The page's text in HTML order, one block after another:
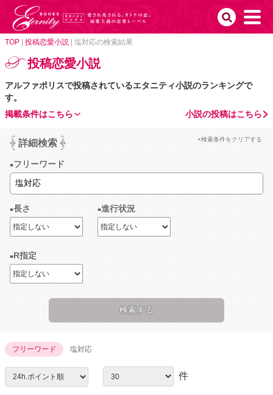
TOP 投稿恋愛小説 塩対応の検索結果
投稿恋愛小説
アルファポリスで投稿されているエタニティ小説のランキングで
す。
小説の投稿はこちら
掲載条件はこちら
詳細検索 ×検索条件をクリアする
フリーワード
長さ 進行状況
R指定
フリーワード 塩対応
件